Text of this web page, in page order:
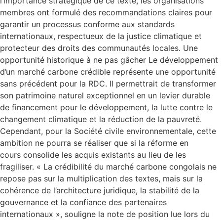
membres ont formulé des recommandations claires pour
garantir un processus conforme aux standards
internationaux, respectueux de la justice climatique et
protecteur des droits des communautés locales. Une
opportunité historique à ne pas gâcher Le développement
d’un marché carbone crédible représente une opportunité
sans précédent pour la RDC. Il permettrait de transformer
son patrimoine naturel exceptionnel en un levier durable
de financement pour le développement, la lutte contre le
changement climatique et la réduction de la pauvreté.
Cependant, pour la Société civile environnementale, cette
ambition ne pourra se réaliser que si la réforme en
cours consolide les acquis existants au lieu de les
fragiliser. « La crédibilité du marché carbone congolais ne
repose pas sur la multiplication des textes, mais sur la
cohérence de l’architecture juridique, la stabilité de la
gouvernance et la confiance des partenaires
internationaux », souligne la note de position lue lors du